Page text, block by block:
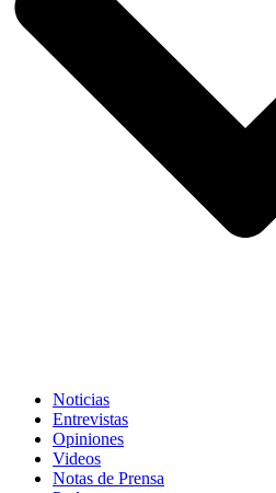
Noticias
Entrevistas
Opiniones
Videos
Notas de Prensa